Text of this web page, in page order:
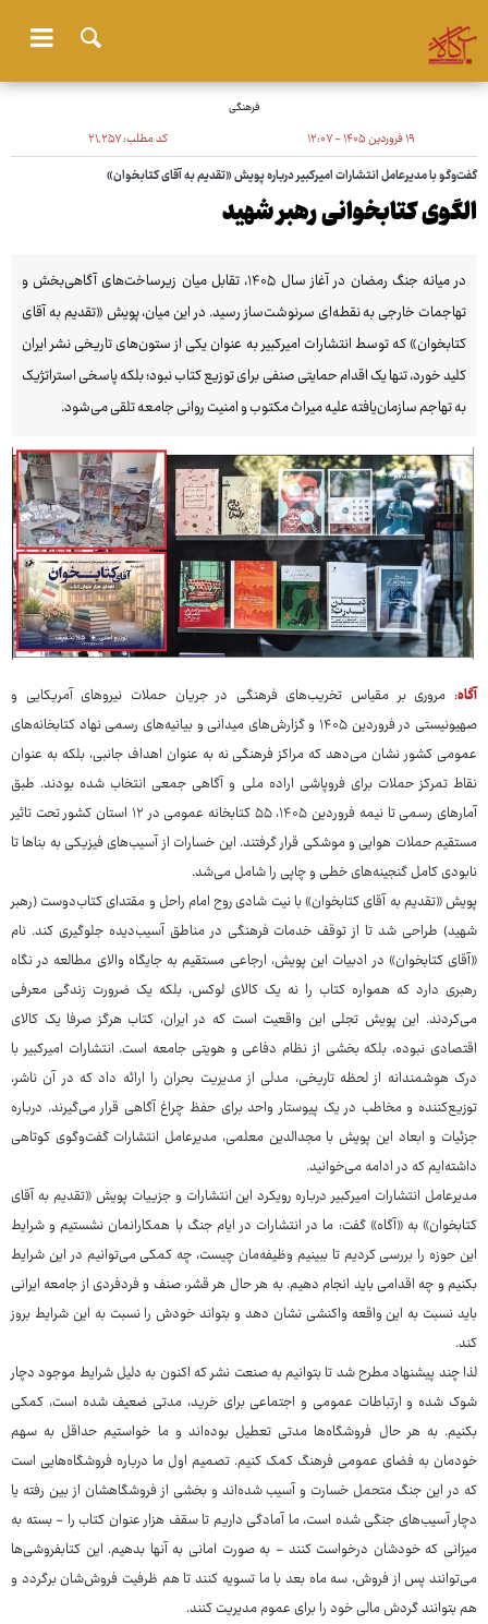
فرهنگی
۱۹ فروردین ۱۴۰۵ - ۱۲:۰۷ کد مطلب:۲۱٬۲۵۷
گفت‌وگو با مدیرعامل انتشارات امیرکبیر درباره پویش «تقدیم به آقای کتابخوان»
الگوی کتابخوانی رهبر شهید
در میانه جنگ رمضان در آغاز سال ۱۴۰۵، تقابل میان زیرساخت‌های آگاهی‌بخش و
تهاجمات خارجی به نقطه‌ای سرنوشت‌ساز رسید. در این میان، پویش «تقدیم به آقای
کتابخوان» که توسط انتشارات امیرکبیر به عنوان یکی از ستون‌های تاریخی نشر ایران
کلید خورد، تنها یک اقدام حمایتی صنفی برای توزیع کتاب نبود؛ بلکه پاسخی استراتژیک
به تهاجم سازمان‌یافته علیه میراث مکتوب و امنیت روانی جامعه تلقی می‌شود.
آگاه: مروری بر مقیاس تخریب‌های فرهنگی در جریان حملات نیروهای آمریکایی و
صهیونیستی در فروردین ۱۴۰۵ و گزارش‌های میدانی و بیانیه‌های رسمی نهاد کتابخانه‌های
عمومی کشور نشان می‌دهد که مراکز فرهنگی نه به عنوان اهداف جانبی، بلکه به عنوان
نقاط تمرکز حملات برای فروپاشی اراده ملی و آگاهی جمعی انتخاب شده بودند. طبق
آمارهای رسمی تا نیمه فروردین ۱۴۰۵، ۵۵ کتابخانه عمومی در ۱۲ استان کشور تحت تاثیر
مستقیم حملات هوایی و موشکی قرار گرفتند. این خسارات از آسیب‌های فیزیکی به بناها تا
نابودی کامل گنجینه‌های خطی و چاپی را شامل می‌شد.
پویش «تقدیم به آقای کتابخوان» با نیت شادی روح امام راحل و مقتدای کتاب‌دوست (رهبر
شهید) طراحی شد تا از توقف خدمات فرهنگی در مناطق آسیب‌دیده جلوگیری کند. نام
«آقای کتابخوان» در ادبیات این پویش، ارجاعی مستقیم به جایگاه والای مطالعه در نگاه
رهبری دارد که همواره کتاب را نه یک کالای لوکس، بلکه یک ضرورت زندگی معرفی
می‌کردند. این پویش تجلی این واقعیت است که در ایران، کتاب هرگز صرفا یک کالای
اقتصادی نبوده، بلکه بخشی از نظام دفاعی و هویتی جامعه است. انتشارات امیرکبیر با
درک هوشمندانه از لحظه تاریخی، مدلی از مدیریت بحران را ارائه داد که در آن ناشر،
توزیع‌کننده و مخاطب در یک پیوستار واحد برای حفظ چراغ آگاهی قرار می‌گیرند. درباره
جزئیات و ابعاد این پویش با مجدالدین معلمی، مدیرعامل انتشارات گفت‌وگوی کوتاهی
داشته‌ایم که در ادامه می‌خوانید.
مدیرعامل انتشارات امیرکبیر درباره رویکرد این انتشارات و جزییات پویش «تقدیم به آقای
کتابخوان» به «آگاه» گفت: ما در انتشارات در ایام جنگ با همکارانمان نشستیم و شرایط
این حوزه را بررسی کردیم تا ببینیم وظیفه‌مان چیست، چه کمکی می‌توانیم در این شرایط
بکنیم و چه اقدامی باید انجام دهیم. به هر حال هر قشر، صنف و فردفردی از جامعه ایرانی
باید نسبت به این واقعه واکنشی نشان دهد و بتواند خودش را نسبت به این شرایط بروز
کند.
لذا چند پیشنهاد مطرح شد تا بتوانیم به صنعت نشر که اکنون به دلیل شرایط موجود دچار
شوک شده و ارتباطات عمومی و اجتماعی برای خرید، مدتی ضعیف شده است، کمکی
بکنیم. به هر حال فروشگاه‌ها مدتی تعطیل بوده‌اند و ما خواستیم حداقل به سهم
خودمان به فضای عمومی فرهنگ کمک کنیم. تصمیم اول ما درباره فروشگاه‌هایی است
که در این جنگ متحمل خسارت و آسیب شده‌اند و بخشی از فروشگاهشان از بین رفته یا
دچار آسیب‌های جنگی شده است، ما آمادگی داریم تا سقف هزار عنوان کتاب را - بسته به
میزانی که خودشان درخواست کنند - به صورت امانی به آنها بدهیم. این کتابفروشی‌ها
می‌توانند پس از فروش، سه ماه بعد با ما تسویه کنند تا هم ظرفیت فروش‌شان برگردد و
هم بتوانند گردش مالی خود را برای عموم مدیریت کنند.